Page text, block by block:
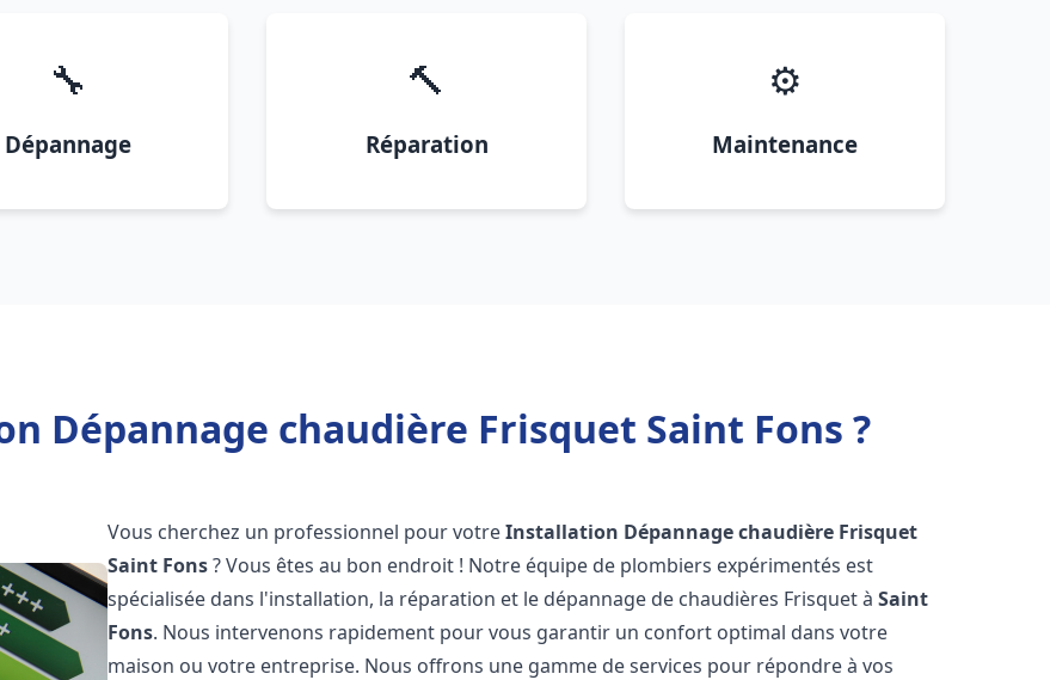
🔧
Dépannage
🔨
Réparation
⚙️
Maintenance
Dépannage chaudière Frisquet Saint Fons ?
Vous cherchez un professionnel pour votreInstallation Dépannage chaudière Frisquet
Saint Fons? Vous êtes au bon endroit ! Notre équipe de plombiers expérimentés est
spécialisée dans l'installation, la réparation et le dépannage de chaudières Frisquet àSaint
Fons. Nous intervenons rapidement pour vous garantir un confort optimal dans votre
maison ou votre entreprise. Nous offrons une gamme de services pour répondre à vos